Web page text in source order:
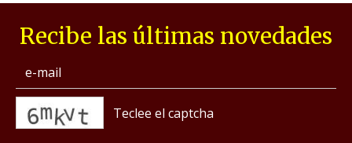
Recibe las últimas novedades